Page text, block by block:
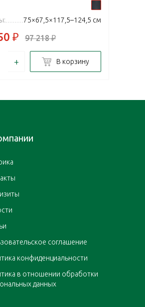
75×67,5×117,5–124,5 см
₽ 97 218₽
+ В корзину
соглашение
конфиденциальности
в отношении обработки
данных